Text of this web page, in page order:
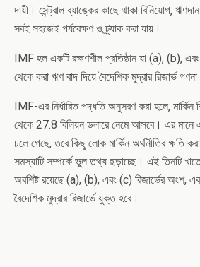
দায়ী। সেন্ট্রাল ব্যাঙ্কের কাছে থাকা বিনিয়োগ,
সবই সহজেই পর্যবেক্ষণ ও ট্র্যাক করা যায়।
IMF হল একটি রক্ষণশীল প্রতিষ্ঠান যা (a), (b), এবং
থেকে করা ঋণ বাদ দিয়ে বৈদেশিক মুদ্রার রিজার্ভ
IMF-এর নির্ধারিত পদ্ধতি অনুসরণ করা হলে, মার্কিন
থেকে 27.8 বিলিয়ন ডলারে নেমে আসবে। এর মানে
চলে গেছে, তবে কিছু লোক মার্কিন অর্থনীতির ক্ষতি
সমস্যাটি সম্পর্কে ভুল তথ্য ছড়াচ্ছে। এই তিনটি
অবশিষ্ট রয়েছে (a), (b), এবং (c) রিজার্ভের অংশ,
বৈদেশিক মুদ্রার রিজার্ভে যুক্ত হবে।